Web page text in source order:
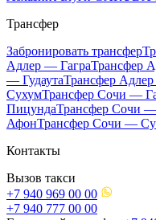
Трансфер
Забронировать трансфер
Адлер — ГаграТрансфер
— ГудаутаТрансфер
СухумТрансфер Сочи —
ПицундаТрансфер Сочи —
АфонТрансфер Сочи —
Контакты
Вызов такси
+7 940 969 00 00
+7 940 777 00 00